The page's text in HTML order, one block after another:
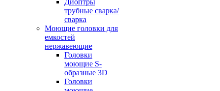
Диоптры
трубные сварка/
сварка
Моющие головки для
емкостей
нержавеющие
Головки
моющие S-
образные 3D
Головки